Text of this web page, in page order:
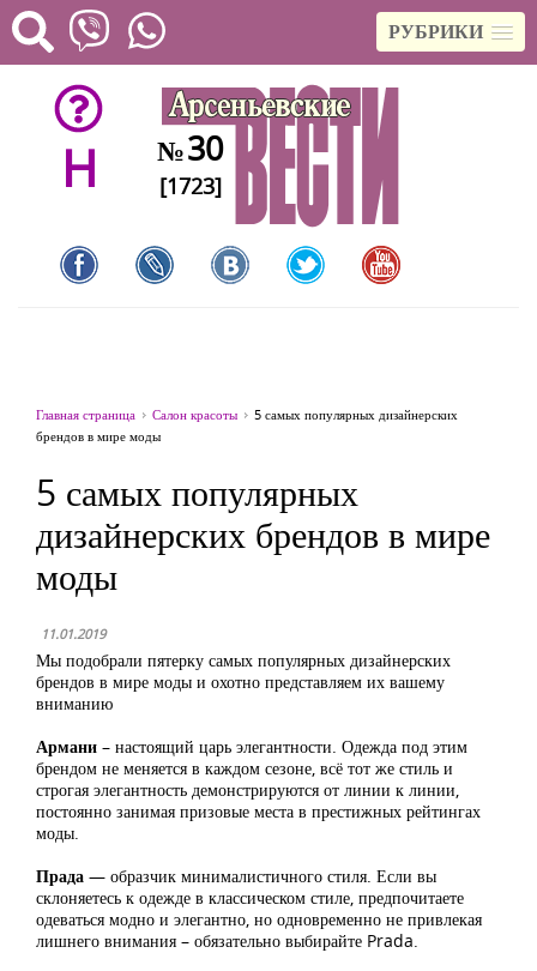
РУБРИКИ
H №30
[1723]
Главная страница Салон красоты
5 самых популярных дизайнерских
брендов в мире моды
5 самых популярных
дизайнерских брендов в мире
моды
11.01.2019
Мы подобрали пятерку самых популярных дизайнерских
брендов в мире моды и охотно представляем их вашему
вниманию
Армани – настоящий царь элегантности. Одежда под этим
брендом не меняется в каждом сезоне, всё тот же стиль и
строгая элегантность демонстрируются от линии к линии,
постоянно занимая призовые места в престижных рейтингах
моды.
Прада — образчик минималистичного стиля. Если вы
склоняетесь к одежде в классическом стиле, предпочитаете
одеваться модно и элегантно, но одновременно не привлекая
лишнего внимания – обязательно выбирайте Prada.